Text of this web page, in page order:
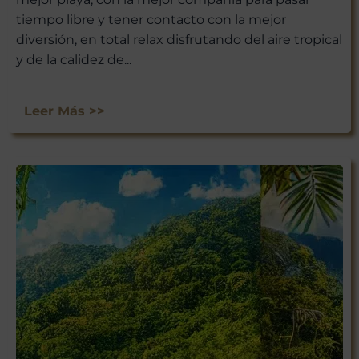
tiempo libre y tener contacto con la mejor
diversión, en total relax disfrutando del aire tropical
y de la calidez de...
Leer Más >>
¡ÚNETE A
NUESTRA
AVENTURA
VIAJERA!
No te pierdas las experiencias
únicas que Viajar a México tiene
para ti. Suscríbete ahora y recibe
nuestras últimas escapadas,